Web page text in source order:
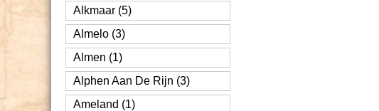
Alkmaar (5)
Almelo (3)
Almen (1)
Alphen Aan De Rijn (3)
Ameland (1)